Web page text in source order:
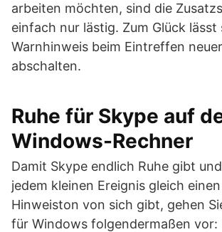
arbeiten möchten, sind die
einfach nur lästig. Zum Glück lässt
Warnhinweis beim Eintreffen
abschalten.
Ruhe für Skype auf
Windows-Rechner
Damit Skype endlich Ruhe gibt
jedem kleinen Ereignis gleich
Hinweiston von sich gibt, gehen
für Windows folgendermaßen vor: